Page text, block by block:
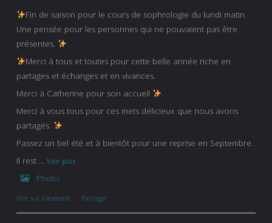
Fin de saison pour le cours de sophrologie du lundi matin.
Une pensée pour les personnes qui ne pouvaient pas être
présentes.
Merci à tous et toutes pour cette belle année riche en
partages et échanges et en vivances.
Merci à Catherine pour son accueil
.
Merci à vous tous pour ces mets délicieux que nous avons
partagés.
Passez un bel été et à bientôt pour une reprise en Septembre.
Il rest ... Voir plus
Photo
Voir sur Facebook · Partager